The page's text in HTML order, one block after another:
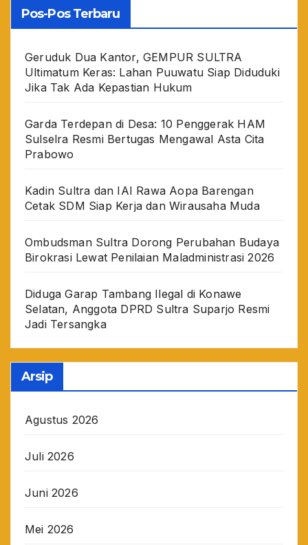
Pos-Pos Terbaru
Geruduk Dua Kantor, GEMPUR SULTRA
Ultimatum Keras: Lahan Puuwatu Siap Diduduki
Jika Tak Ada Kepastian Hukum
Garda Terdepan di Desa: 10 Penggerak HAM
Sulselra Resmi Bertugas Mengawal Asta Cita
Prabowo
Kadin Sultra dan IAI Rawa Aopa Barengan
Cetak SDM Siap Kerja dan Wirausaha Muda
Ombudsman Sultra Dorong Perubahan Budaya
Birokrasi Lewat Penilaian Maladministrasi 2026
Diduga Garap Tambang Ilegal di Konawe
Selatan, Anggota DPRD Sultra Suparjo Resmi
Jadi Tersangka
Arsip
Agustus 2026
Juli 2026
Juni 2026
Mei 2026